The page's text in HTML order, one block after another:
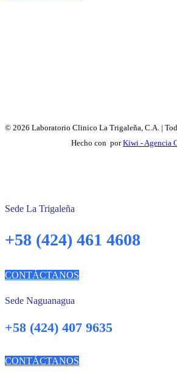
© 2026 Laboratorio Clinico La Trigaleña, C.A. |
Hecho con porKiwi - Agencia
Sede La Trigaleña
+58 (424) 461 4608
CONTÁCTANOS
Sede Naguanagua
+58 (424) 407 9635
CONTÁCTANOS